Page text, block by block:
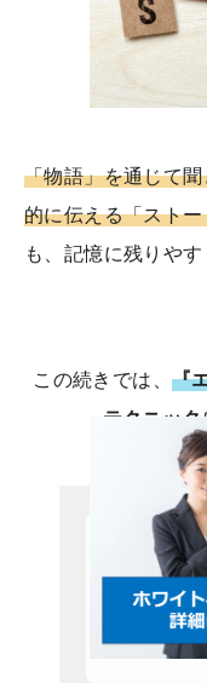
「物語」を通じて
的に伝える「スト
も、記憶に残りや
この続きでは、 『
テクニック